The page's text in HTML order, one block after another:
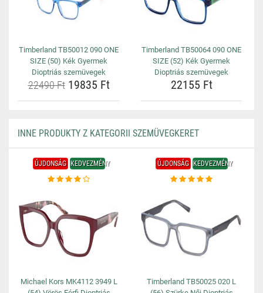
Timberland TB50012 090 ONE
SIZE (50) Kék Gyermek
Dioptriás szemüvegek
22490 Ft19835 Ft
Timberland TB50064 090 ONE
SIZE (52) Kék Gyermek
Dioptriás szemüvegek
22155 Ft
INNE PRODUKTY Z KATEGORII SZEMÜVEGKERET
ÚJDONSÁG KEDVEZMÉNY
Michael Kors MK4112 3949 L
ÚJDONSÁG KEDVEZMÉNY
Timberland TB50025 020 L